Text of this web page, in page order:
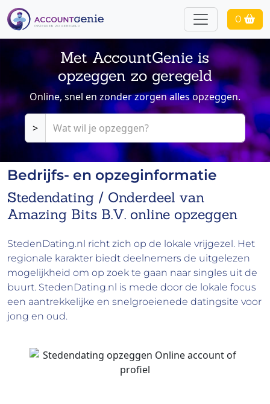
0
Met AccountGenie is
opzeggen zo geregeld
Online, snel en zonder zorgen alles opzeggen.
>
Bedrijfs- en opzeginformatie
Stedendating / Onderdeel van
Amazing Bits B.V. online opzeggen
StedenDating.nl richt zich op de lokale vrijgezel. Het
regionale karakter biedt deelnemers de uitgelezen
mogelijkheid om op zoek te gaan naar singles uit de
buurt. StedenDating.nl is mede door de lokale focus
een aantrekkelijke en snelgroeienede datingsite voor
jong en oud.